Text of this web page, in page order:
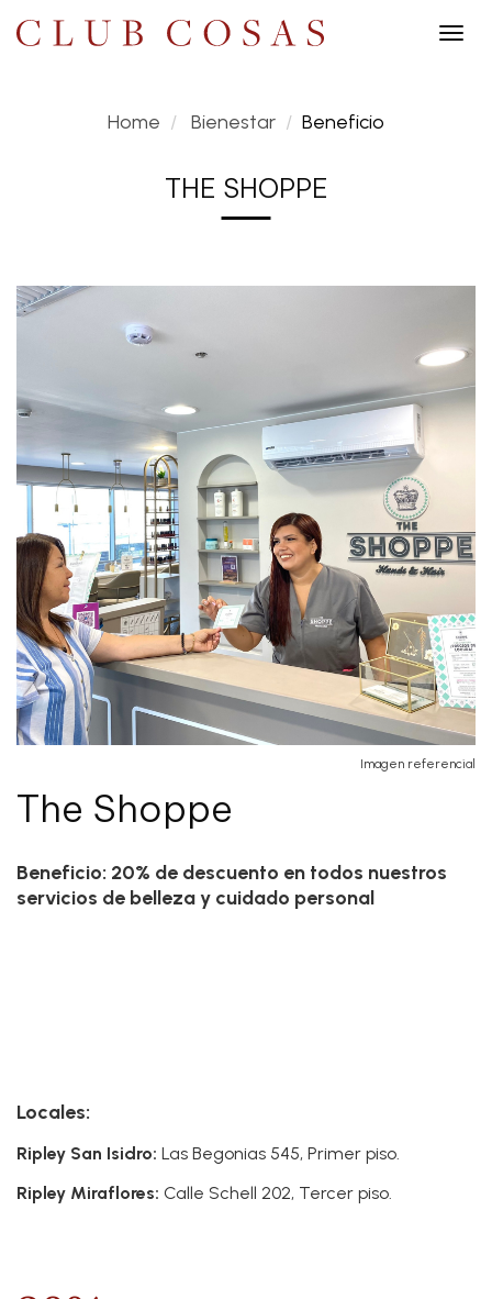
Home Bienestar Beneficio
THE SHOPPE
Imagen referencial
The Shoppe
Beneficio: 20% de descuento en todos nuestros
servicios de belleza y cuidado personal
Locales:
Ripley San Isidro: Las Begonias 545, Primer piso.
Ripley Miraflores: Calle Schell 202, Tercer piso.